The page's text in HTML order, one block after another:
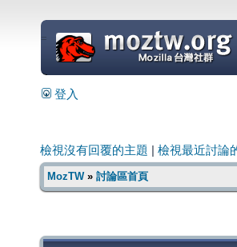
=
登入
檢視沒有回覆的主題 檢視最近討論
MozTW» 討論區首頁